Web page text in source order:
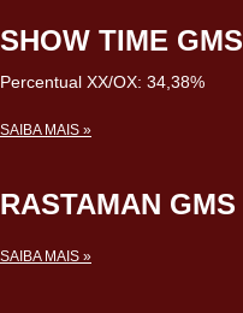
SHOW TIME GMS
Percentual XX/OX: 34,38%
SAIBA MAIS »
RASTAMAN GMS
SAIBA MAIS »